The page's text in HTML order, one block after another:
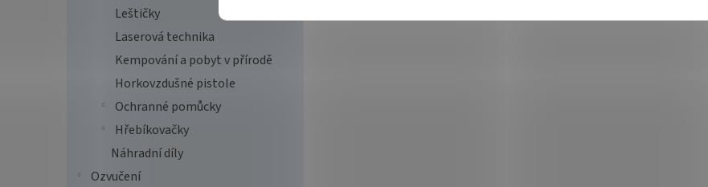
Leštičky
Laserová technika
Kempování a pobyt v přírodě
Horkovzdušné pistole
Ochranné pomůcky
Hřebíkovačky
Náhradní díly
Ozvučení